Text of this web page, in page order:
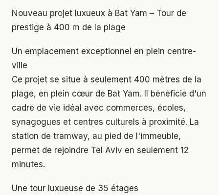
Nouveau projet luxueux à Bat Yam – Tour de
prestige à 400 m de la plage
Un emplacement exceptionnel en plein centre-
ville
Ce projet se situe à seulement 400 mètres de la
plage, en plein cœur de Bat Yam. Il bénéficie d'un
cadre de vie idéal avec commerces, écoles,
synagogues et centres culturels à proximité. La
station de tramway, au pied de l'immeuble,
permet de rejoindre Tel Aviv en seulement 12
minutes.
Une tour luxueuse de 35 étages